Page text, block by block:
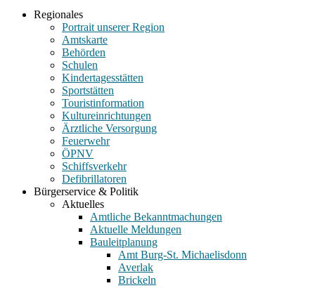
Regionales
Portrait unserer Region
Amtskarte
Behörden
Schulen
Kindertagesstätten
Sportstätten
Touristinformation
Kultureinrichtungen
Ärztliche Versorgung
Feuerwehr
ÖPNV
Schiffsverkehr
Defibrillatoren
Bürgerservice & Politik
Aktuelles
Amtliche Bekanntmachungen
Aktuelle Meldungen
Bauleitplanung
Amt Burg-St. Michaelisdonn
Averlak
Brickeln